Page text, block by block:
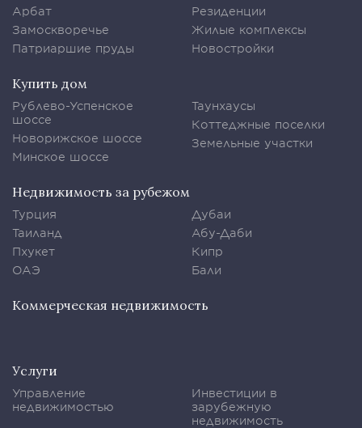
Арбат
Замоскворечье
Патриаршие пруды
Резиденции
Жилые комплексы
Новостройки
Купить дом
Рублево-Успенское
шоссе
Новорижское шоссе
Минское шоссе
Таунхаусы
Коттеджные поселки
Земельные участки
Недвижимость за рубежом
Турция
Таиланд
Пхукет
ОАЭ
Дубаи
Абу-Даби
Кипр
Бали
Коммерческая недвижимость
Услуги
Управление
недвижимостью
Инвестиции в
зарубежную
недвижимость